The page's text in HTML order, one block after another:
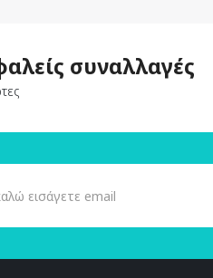
συναλλαγές